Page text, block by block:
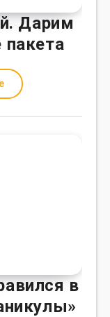
Дарим
пакета
в